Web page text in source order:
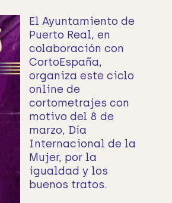
El Ayuntamiento de
Puerto Real, en
colaboración con
CortoEspaña,
organiza este ciclo
online de
cortometrajes con
motivo del 8 de
marzo, Día
Internacional de la
Mujer, por la
igualdad y los
buenos tratos.